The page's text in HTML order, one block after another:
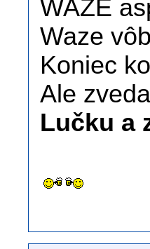
WAZE
Waze
Koniec
Ale
Lučku a